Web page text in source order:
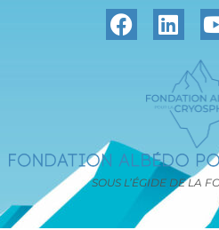
SOUS L’ÉGIDE DE LA